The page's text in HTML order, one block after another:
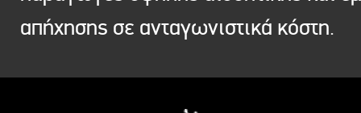
απήχησης σε ανταγωνιστικά κόστη.